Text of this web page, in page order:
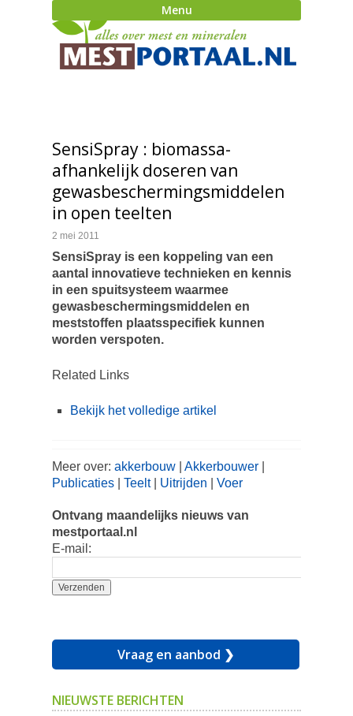
Menu
SensiSpray : biomassa-
afhankelijk doseren van
gewasbeschermingsmiddelen
in open teelten
2 mei 2011
SensiSpray is een koppeling van een
aantal innovatieve technieken en kennis
in een spuitsysteem waarmee
gewasbeschermingsmiddelen en
meststoffen plaatsspecifiek kunnen
worden verspoten.
Related Links
Bekijk het volledige artikel
Meer over: akkerbouw Akkerbouwer
Publicaties
Teelt| Uitrijden Voer
Ontvang maandelijks nieuws van
mestportaal.nl
E-mail:
Vraag en aanbod ❯
NIEUWSTE BERICHTEN